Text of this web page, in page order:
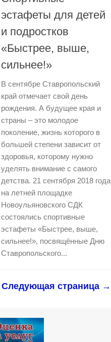
эстафеты для детей
и подростков
«Быстрее, выше,
сильнее!»
В сентябре Ставропольский
край отмечает свой день
рождения. А будущее края и
страны – это молодое
поколение, жизнь которого в
большей степени зависит от
здоровья, которому нужно
уделять внимание с самого
детства. 21 сентября 2018 года
на летней площадке
Новоульяновского СДК
состоялись спортивные
эстафеты «Быстрее, выше,
сильнее!», посвящённые Дню
Ставропольского...
Следующая страница →